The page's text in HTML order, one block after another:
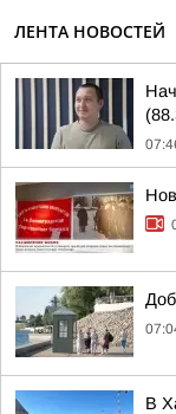
ЛЕНТА НОВОСТЕЙ
В